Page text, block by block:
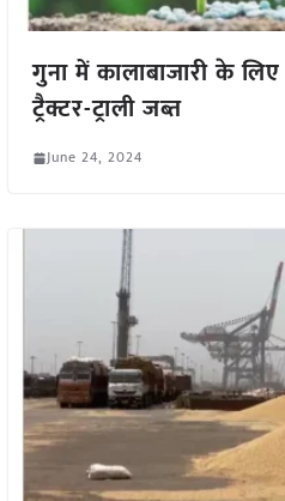
गुना में कालाबाजारी के
ट्रैक्टर-ट्राली जब्त
June 24, 2024